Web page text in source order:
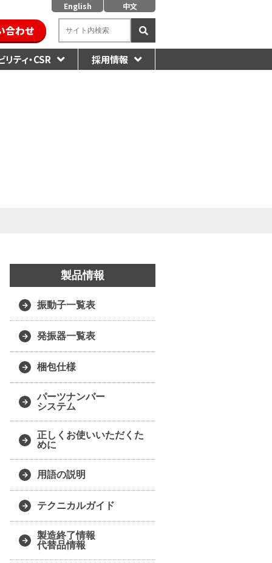
English 中文
合わせ
ティ・CSR 採用情報
製品情報
振動子一覧表
発振器一覧表
梱包仕様
パーツナンバー
システム
正しくお使いいただくた
めに
用語の説明
テクニカルガイド
製造終了情報
代替品情報